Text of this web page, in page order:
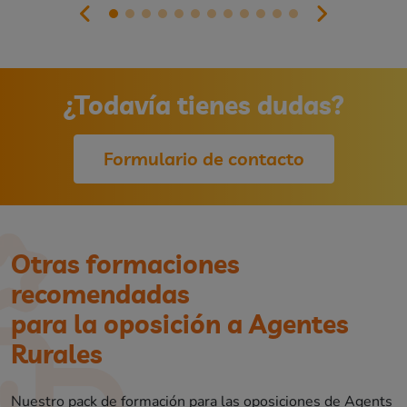
¿Todavía tienes dudas?
Formulario de contacto
Otras formaciones
recomendadas
para la oposición a Agentes
Rurales
Nuestro pack de formación para las oposiciones de Agents